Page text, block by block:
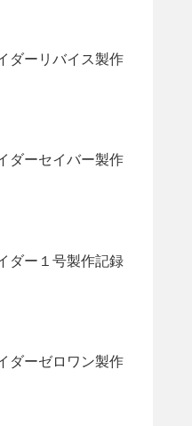
ダーリバイス製作
ダーセイバー製作
ダー１号製作記録
ダーゼロワン製作